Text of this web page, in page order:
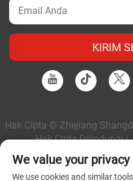
KIRIM
Hak Cipta © Zhejiang
Hak Cipta Dilindungi |
We value your privacy
We use cookies and similar